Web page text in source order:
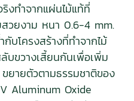
งทำจากแผ่นไม้แท้ที่
วยงาม หนา 0.6-4 mm.
บโครงสร้างที่ทำจากไม้
บขวางเสี้ยนกันเพื่อเพิ่ม
ยายตัวตามธรรมชาติของ
Aluminum Oxide